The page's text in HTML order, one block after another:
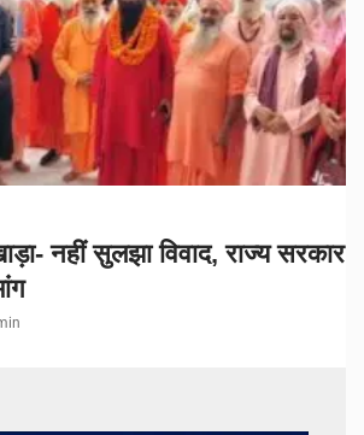
नहीं सुलझा विवाद, राज्य सरकार